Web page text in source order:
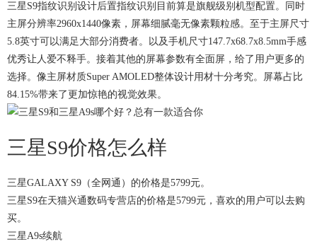
三星S9指纹识别设计后置指纹识别目前算是旗舰级别机型配置。同时
主屏分辨率2960x1440像素，屏幕细腻毫无像素颗粒感。至于主屏尺寸
5.8英寸可以满足大部分消费者。以及手机尺寸147.7x68.7x8.5mm手感
优秀让人爱不释手。接着其他的屏幕参数有全面屏，给了用户更多的
选择。像主屏材质Super AMOLED整体设计用材十分考究。屏幕占比
84.15%带来了更加惊艳的视觉效果。
三星S9价格怎么样
三星GALAXY S9（全网通）的价格是5799元。
三星S9在天猫兴通数码专营店的价格是5799元，喜欢的用户可以去购
买。
三星A9s续航